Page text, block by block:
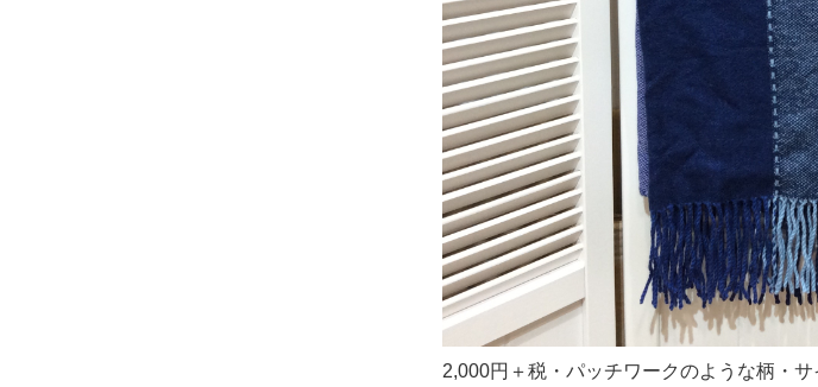
2,000円＋税・パッチワークのような柄・